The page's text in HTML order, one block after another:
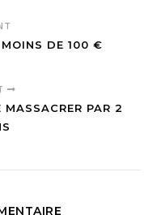
DE 100 €
PAR 2